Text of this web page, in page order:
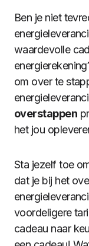
Ben je niet
waardevolle
om over te
overstappen
het jou
Sta jezelf toe
dat je bij het
voordeligere
cadeau naar